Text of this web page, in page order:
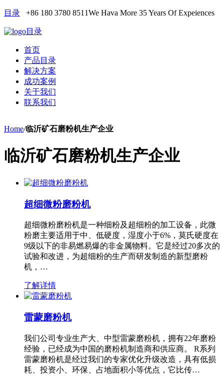
目录 +86 180 3780 8511We Hava More 35 Years Of Expeiences
目录
首页
产品目录
解决方案
成功案例
关于我们
联系我们
Home/临沂矿石磨粉机生产企业
临沂矿石磨粉机生产企业
超细微粉磨粉机
超细微粉磨粉机是一种细粉及超细粉的加工设备，此微
粉磨主要适用于中、低硬度，湿度小于6%，莫氏硬度在
9级以下的非易燃易爆的非金属物料。它是经过20多次的
试验和改进，为超细粉的生产而研发制造的新型磨粉
机，…
了解详情
雷蒙磨粉机
我们公司专业生产大、中型雷蒙磨粉机，拥有22年磨粉
经验，已经成为中国的磨粉机制造商和供应商。 R系列
雷蒙磨粉机是经过我们的专家优化升级改造，具有低损
耗、投资小、环保、占地面积小等优点，它比传…